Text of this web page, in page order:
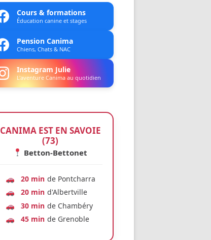
Cours & formations
Éducation canine et stages
Pension Canima
Chiens, Chats & NAC
Instagram Julie
L'aventure Canima au quotidien
CANIMA EST EN SAVOIE
(73)
Betton-Bettonet
20 min de Pontcharra
20 min d'Albertville
30 min de Chambéry
45 min de Grenoble